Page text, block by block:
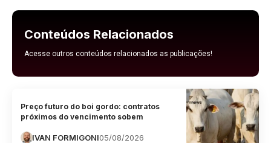
Conteúdos Relacionados
Acesse outros conteúdos relacionados as publicações!
Preço futuro do boi gordo: contratos
próximos do vencimento sobem
IVAN FORMIGONI05/08/2026